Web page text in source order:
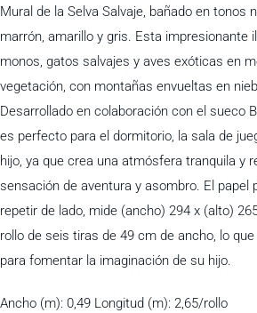
Mural de la Selva Salvaje, bañado en tonos
marrón, amarillo y gris. Esta impresionante
monos, gatos salvajes y aves exóticas en
vegetación, con montañas envueltas en
Desarrollado en colaboración con el sueco
es perfecto para el dormitorio, la sala de
hijo, ya que crea una atmósfera tranquila y
sensación de aventura y asombro. El papel
repetir de lado, mide (ancho) 294 x (alto)
rollo de seis tiras de 49 cm de ancho, lo
para fomentar la imaginación de su hijo.
Ancho (m): 0,49 Longitud (m): 2,65/rollo